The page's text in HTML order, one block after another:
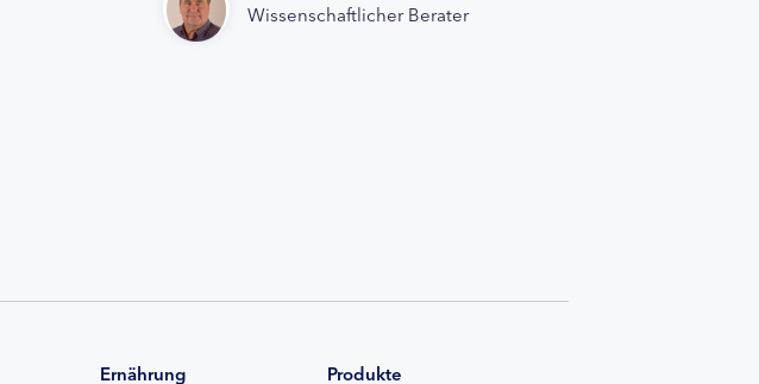
Wissenschaftlicher Berater
Ernährung Produkte